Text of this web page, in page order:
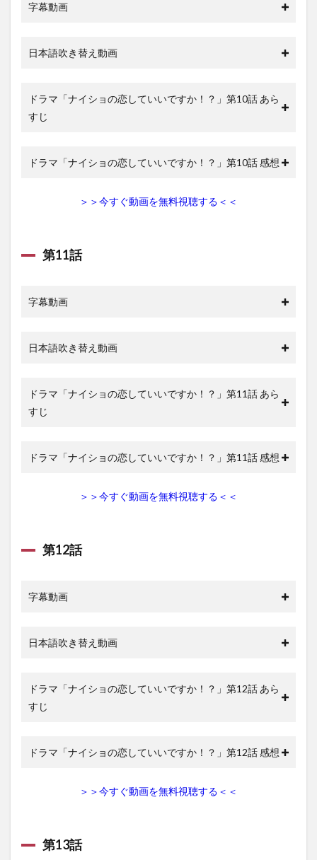
字幕動画
日本語吹き替え動画
ドラマ「ナイショの恋していいですか！？」第10話 あら
すじ
ドラマ「ナイショの恋していいですか！？」第10話 感想
＞＞今すぐ動画を無料視聴する＜＜
第11話
字幕動画
日本語吹き替え動画
ドラマ「ナイショの恋していいですか！？」第11話 あら
すじ
ドラマ「ナイショの恋していいですか！？」第11話 感想
＞＞今すぐ動画を無料視聴する＜＜
第12話
字幕動画
日本語吹き替え動画
ドラマ「ナイショの恋していいですか！？」第12話 あら
すじ
ドラマ「ナイショの恋していいですか！？」第12話 感想
＞＞今すぐ動画を無料視聴する＜＜
第13話